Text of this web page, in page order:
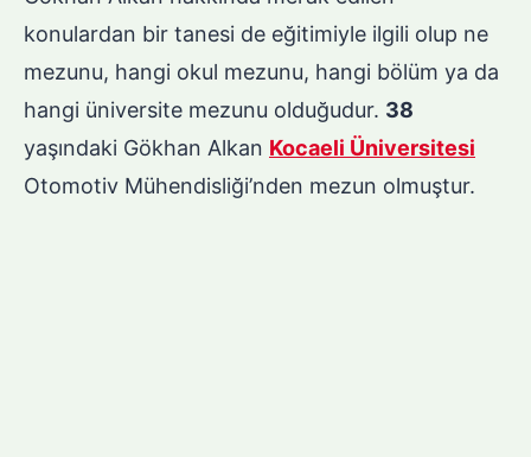
konulardan bir tanesi de eğitimiyle ilgili olup ne
mezunu, hangi okul mezunu, hangi bölüm ya da
hangi üniversite mezunu olduğudur. 38
yaşındaki Gökhan Alkan Kocaeli Üniversitesi
Otomotiv Mühendisliği’nden mezun olmuştur.